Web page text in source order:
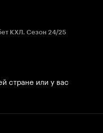
КХЛ. Сезон 24/25
стране или у вас